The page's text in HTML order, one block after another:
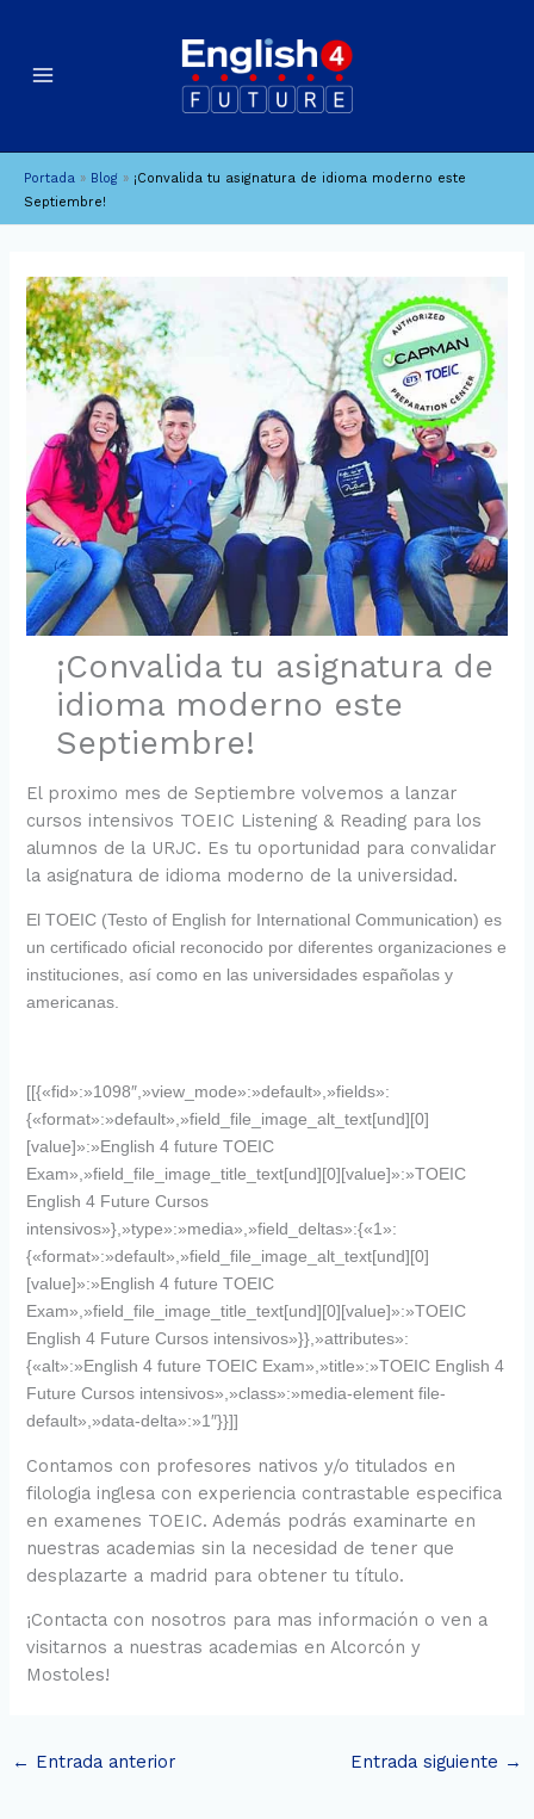
contenido
Portada » Blog » ¡Convalida tu asignatura de idioma moderno este
Septiembre!
¡Convalida tu asignatura de
idioma moderno este
Septiembre!
El proximo mes de Septiembre volvemos a lanzar
cursos intensivos TOEIC Listening & Reading para los
alumnos de la URJC. Es tu oportunidad para convalidar
la asignatura de idioma moderno de la universidad.
El TOEIC (Testo of English for International Communication) es
un certificado oficial reconocido por diferentes organizaciones e
instituciones, así como en las universidades españolas y
americanas.
[[{«fid»:»1098″,»view_mode»:»default»,»fields»:
{«format»:»default»,»field_file_image_alt_text[und][0]
[value]»:»English 4 future TOEIC
Exam»,»field_file_image_title_text[und][0][value]»:»TOEIC
English 4 Future Cursos
intensivos»},»type»:»media»,»field_deltas»:{«1»:
{«format»:»default»,»field_file_image_alt_text[und][0]
[value]»:»English 4 future TOEIC
Exam»,»field_file_image_title_text[und][0][value]»:»TOEIC
English 4 Future Cursos intensivos»}},»attributes»:
{«alt»:»English 4 future TOEIC Exam»,»title»:»TOEIC English 4
Future Cursos intensivos»,»class»:»media-element file-
default»,»data-delta»:»1″}}]]
Contamos con profesores nativos y/o titulados en
filologia inglesa con experiencia contrastable especifica
en examenes TOEIC. Además podrás examinarte en
nuestras academias sin la necesidad de tener que
desplazarte a madrid para obtener tu título.
¡Contacta con nosotros para mas información o ven a
visitarnos a nuestras academias en Alcorcón y
Mostoles!
← Entrada anterior Entrada siguiente →
a
i